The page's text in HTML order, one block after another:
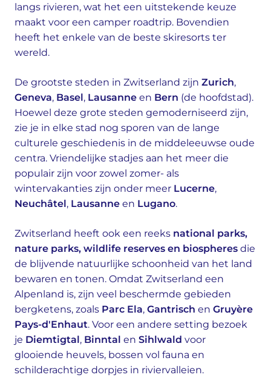
langs rivieren, wat het een uitstekende keuze
maakt voor een camper roadtrip. Bovendien
heeft het enkele van de beste skiresorts ter
wereld.
De grootste steden in Zwitserland zijn Zurich,
Geneva, Basel, Lausanne en Bern (de hoofdstad).
Hoewel deze grote steden gemoderniseerd zijn,
zie je in elke stad nog sporen van de lange
culturele geschiedenis in de middeleeuwse oude
centra. Vriendelijke stadjes aan het meer die
populair zijn voor zowel zomer- als
wintervakanties zijn onder meer Lucerne,
Neuchâtel, Lausanne en Lugano.
Zwitserland heeft ook een reeks national parks,
nature parks, wildlife reserves en biospheres die
de blijvende natuurlijke schoonheid van het land
bewaren en tonen. Omdat Zwitserland een
Alpenland is, zijn veel beschermde gebieden
bergketens, zoals Parc Ela, Gantrisch en Gruyère
Pays-d'Enhaut. Voor een andere setting bezoek
je Diemtigtal, Binntal en Sihlwald voor
glooiende heuvels, bossen vol fauna en
schilderachtige dorpjes in riviervalleien.